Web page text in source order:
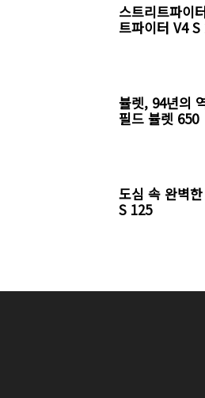
스트리트파이
트파이터 V4
뷸렛, 94년의
필드 뷸렛 650
도심 속 완벽
S 125